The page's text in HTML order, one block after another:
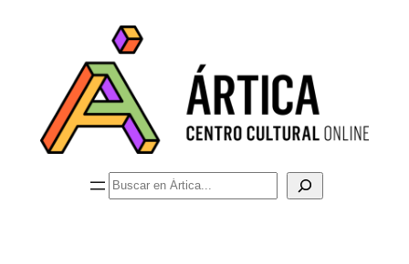
Buscar